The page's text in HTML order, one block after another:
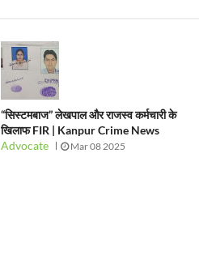
“सिस्टमबाज” लेखपाल और राजस्व कर्मचारी के
खिलाफ FIR | Kanpur Crime News
Advocate
Mar 08 2025